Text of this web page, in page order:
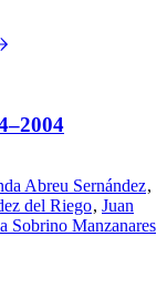
Abreu Sernández,
del Riego, Juan
Sobrino Manzanares